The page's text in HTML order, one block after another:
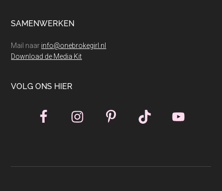
SAMENWERKEN
Mail naar info@onebrokegirl.nl
Download de Media Kit
VOLG ONS HIER